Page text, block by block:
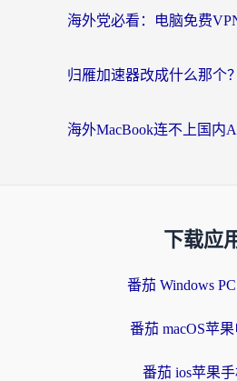
下载应
番茄 Windows
番茄 macOS苹
番茄 ios苹果